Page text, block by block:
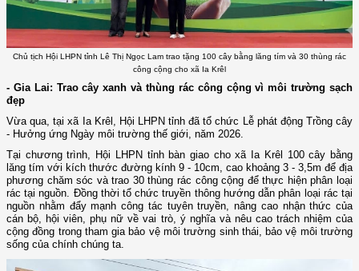
Chủ tịch Hội LHPN tỉnh Lê Thị Ngọc Lam trao tặng 100 cây bằng lăng tím và 30 thùng rác
công cộng cho xã Ia Krêl
- Gia Lai: Trao cây xanh và thùng rác công cộng vì môi trường sạch
đẹp
Vừa qua, tại xã Ia Krêl, Hội LHPN tỉnh đã tổ chức Lễ phát động Trồng cây
- Hưởng ứng Ngày môi trường thế giới, năm 2026.
Tại chương trình, Hội LHPN tỉnh bàn giao cho xã Ia Krêl 100 cây bằng
lăng tím với kích thước đường kính 9 - 10cm, cao khoảng 3 - 3,5m để địa
phương chăm sóc và trao 30 thùng rác công cộng để thực hiện phân loại
rác tại nguồn. Đồng thời tổ chức truyền thông hướng dẫn phân loại rác tại
nguồn nhằm đẩy mạnh công tác tuyên truyền, nâng cao nhận thức của
cán bộ, hội viên, phụ nữ về vai trò, ý nghĩa và nêu cao trách nhiệm của
cộng đồng trong tham gia bảo vệ môi trường sinh thái, bảo vệ môi trường
sống của chính chúng ta.